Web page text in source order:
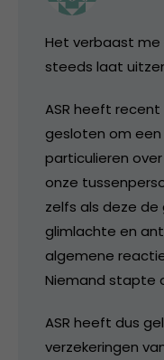
Het verbaast me
steeds laat
ASR heeft
gesloten om
particulieren
onze
zelfs als deze
glimlachte en
algemene
Niemand stapte
ASR heeft dus
verzekeringen